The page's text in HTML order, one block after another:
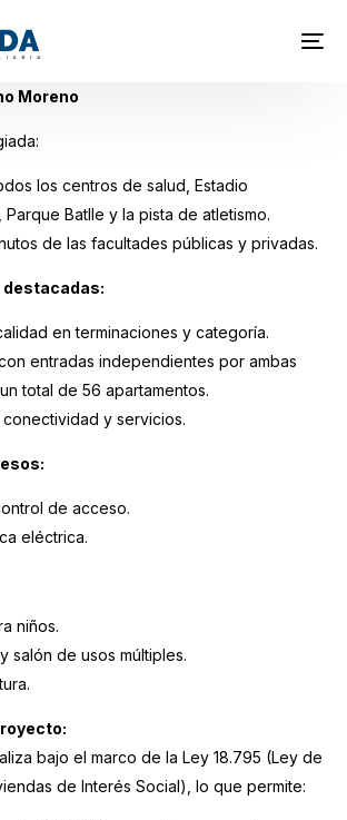
Moreno
los centros de salud, Estadio
Parque Batlle y la pista de atletismo.
de las facultades públicas y privadas.
en terminaciones y categoría.
entradas independientes por ambas
total de 56 apartamentos.
y servicios.
de acceso.
eléctrica.
niños.
salón de usos múltiples.
bajo el marco de la Ley 18.795 (Ley de
de Interés Social), lo que permite: